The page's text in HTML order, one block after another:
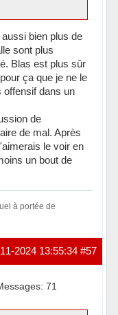
bien plus de
sont plus
Blas est plus sûr
ça que je ne le
offensif dans un
de
de mal. Après
le voir en
un bout de
à portée de
#57
2024 13:55:34
71